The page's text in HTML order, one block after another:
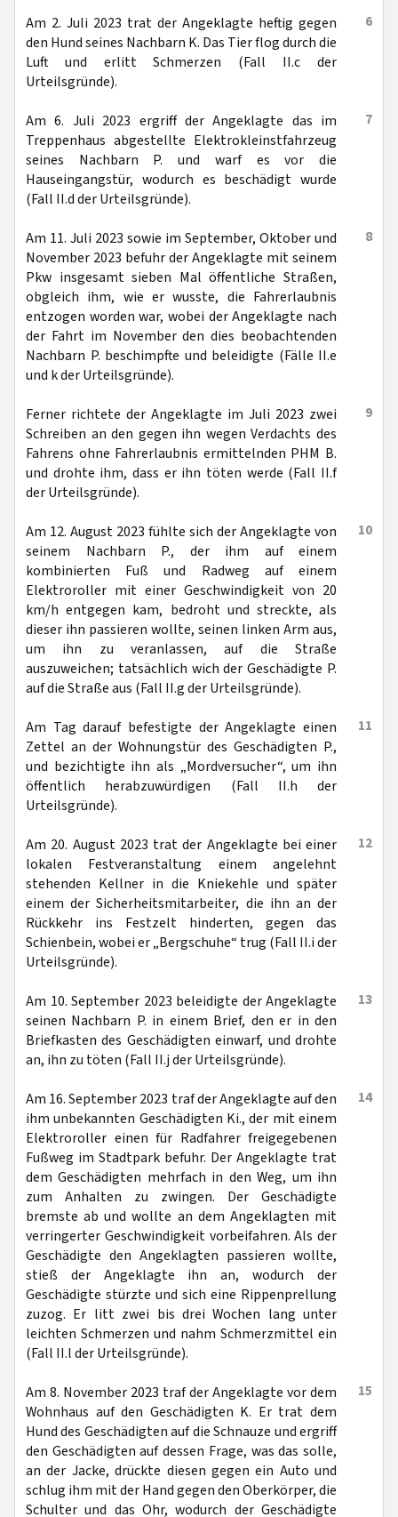
6
Am 2. Juli 2023 trat der Angeklagte heftig gegen
den Hund seines Nachbarn K. Das Tier flog durch die
Luft und erlitt Schmerzen (Fall II.c der
Urteilsgründe).
7
Am 6. Juli 2023 ergriff der Angeklagte das im
Treppenhaus abgestellte Elektrokleinstfahrzeug
seines Nachbarn P. und warf es vor die
Hauseingangstür, wodurch es beschädigt wurde
(Fall II.d der Urteilsgründe).
8
Am 11. Juli 2023 sowie im September, Oktober und
November 2023 befuhr der Angeklagte mit seinem
Pkw insgesamt sieben Mal öffentliche Straßen,
obgleich ihm, wie er wusste, die Fahrerlaubnis
entzogen worden war, wobei der Angeklagte nach
der Fahrt im November den dies beobachtenden
Nachbarn P. beschimpfte und beleidigte (Fälle II.e
und k der Urteilsgründe).
9
Ferner richtete der Angeklagte im Juli 2023 zwei
Schreiben an den gegen ihn wegen Verdachts des
Fahrens ohne Fahrerlaubnis ermittelnden PHM B.
und drohte ihm, dass er ihn töten werde (Fall II.f
der Urteilsgründe).
10
Am 12. August 2023 fühlte sich der Angeklagte von
seinem Nachbarn P., der ihm auf einem
kombinierten Fuß und Radweg auf einem
Elektroroller mit einer Geschwindigkeit von 20
km/h entgegen kam, bedroht und streckte, als
dieser ihn passieren wollte, seinen linken Arm aus,
um ihn zu veranlassen, auf die Straße
auszuweichen; tatsächlich wich der Geschädigte P.
auf die Straße aus (Fall II.g der Urteilsgründe).
11
Am Tag darauf befestigte der Angeklagte einen
Zettel an der Wohnungstür des Geschädigten P.,
und bezichtigte ihn als „Mordversucher“, um ihn
öffentlich herabzuwürdigen (Fall II.h der
Urteilsgründe).
12
Am 20. August 2023 trat der Angeklagte bei einer
lokalen Festveranstaltung einem angelehnt
stehenden Kellner in die Kniekehle und später
einem der Sicherheitsmitarbeiter, die ihn an der
Rückkehr ins Festzelt hinderten, gegen das
Schienbein, wobei er „Bergschuhe“ trug (Fall II.i der
Urteilsgründe).
13
Am 10. September 2023 beleidigte der Angeklagte
seinen Nachbarn P. in einem Brief, den er in den
Briefkasten des Geschädigten einwarf, und drohte
an, ihn zu töten (Fall II.j der Urteilsgründe).
14
Am 16. September 2023 traf der Angeklagte auf den
ihm unbekannten Geschädigten Ki., der mit einem
Elektroroller einen für Radfahrer freigegebenen
Fußweg im Stadtpark befuhr. Der Angeklagte trat
dem Geschädigten mehrfach in den Weg, um ihn
zum Anhalten zu zwingen. Der Geschädigte
bremste ab und wollte an dem Angeklagten mit
verringerter Geschwindigkeit vorbeifahren. Als der
Geschädigte den Angeklagten passieren wollte,
stieß der Angeklagte ihn an, wodurch der
Geschädigte stürzte und sich eine Rippenprellung
zuzog. Er litt zwei bis drei Wochen lang unter
leichten Schmerzen und nahm Schmerzmittel ein
(Fall II.l der Urteilsgründe).
15
Am 8. November 2023 traf der Angeklagte vor dem
Wohnhaus auf den Geschädigten K. Er trat dem
Hund des Geschädigten auf die Schnauze und ergriff
den Geschädigten auf dessen Frage, was das solle,
an der Jacke, drückte diesen gegen ein Auto und
schlug ihm mit der Hand gegen den Oberkörper, die
Schulter und das Ohr, wodurch der Geschädigte